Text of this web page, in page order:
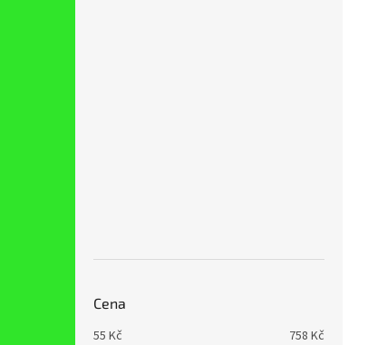
Cena
55 Kč 758 Kč